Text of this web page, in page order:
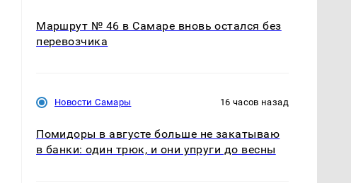
Маршрут № 46 в Самаре вновь остался без
перевозчика
Новости Самары 16 часов назад
Помидоры в августе больше не закатываю
в банки: один трюк, и они упруги до весны